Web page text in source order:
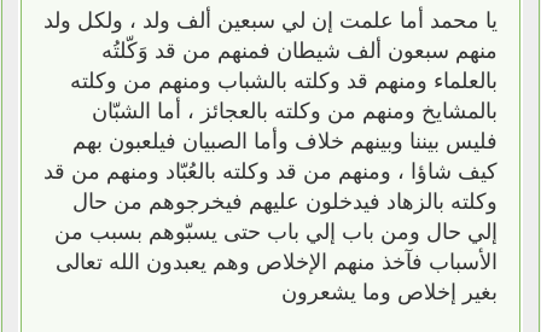
يا محمد أما علمت إن لي سبعين ألف ولد ، ولكل ولد
منهم سبعون ألف شيطان فمنهم من قد وَكّلتُه
بالعلماء ومنهم قد وكلته بالشباب ومنهم من وكلته
بالمشايخ ومنهم من وكلته بالعجائز ، أما الشبّان
فليس بيننا وبينهم خلاف وأما الصبيان فيلعبون بهم
كيف شاؤا ، ومنهم من قد وكلته بالعُبّاد ومنهم من قد
وكلته بالزهاد فيدخلون عليهم فيخرجوهم من حال
إلي حال ومن باب إلي باب حتى يسبّوهم بسبب من
الأسباب فآخذ منهم الإخلاص وهم يعبدون الله تعالى
بغير إخلاص وما يشعرون